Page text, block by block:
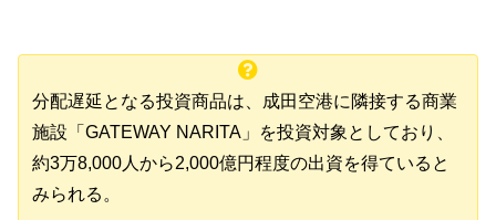
分配遅延となる投資商品は、成田空港に隣接する商業
施設「GATEWAY NARITA」を投資対象としており、
約3万8,000人から2,000億円程度の出資を得ていると
みられる。